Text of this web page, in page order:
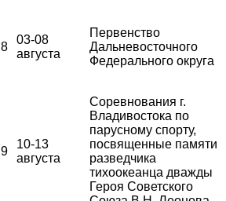
8
03-08
августа
Первенство
Дальневосточного
Федерального округа
9
10-13
августа
Соревнования г.
Владивостока по
парусному спорту,
посвященные памяти
разведчика
тихоокеанца дважды
Героя Советского